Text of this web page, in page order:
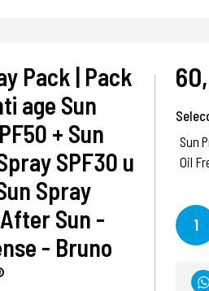
Pack | Pack
age Sun
+ Sun
SPF30 u
Spray
Sun -
- Bruno
Sun
Oil
1